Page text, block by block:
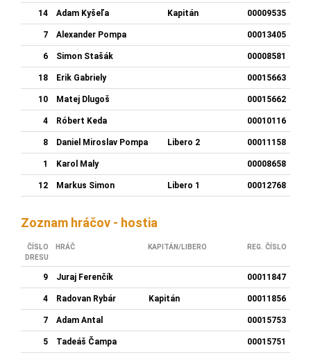
14 Adam Kyšeľa Kapitán 00009535
7 Alexander Pompa 00013405
6 Simon Stašák 00008581
18 Erik Gabriely 00015663
10 Matej Dlugoš 00015662
4 Róbert Keda 00010116
8 Daniel Miroslav Pompa Libero 2 00011158
1 Karol Maly 00008658
12 Markus Simon Libero 1 00012768
Zoznam hráčov - hostia
ČÍSLO
DRESU
HRÁČ KAPITÁN/LIBERO REG. ČÍSLO
9 Juraj Ferenčík 00011847
4 Radovan Rybár Kapitán 00011856
7 Adam Antal 00015753
5 Tadeáš Čampa 00015751